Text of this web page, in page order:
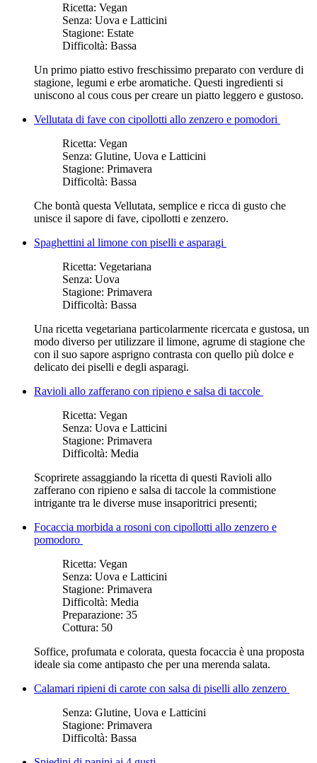
Ricetta: Vegan
Senza: Uova e Latticini
Stagione: Estate
Difficoltà: Bassa
Un primo piatto estivo freschissimo preparato con verdure di
stagione, legumi e erbe aromatiche. Questi ingredienti si
uniscono al cous cous per creare un piatto leggero e gustoso.
Vellutata di fave con cipollotti allo zenzero e pomodori
Ricetta: Vegan
Senza: Glutine, Uova e Latticini
Stagione: Primavera
Difficoltà: Bassa
Che bontà questa Vellutata, semplice e ricca di gusto che
unisce il sapore di fave, cipollotti e zenzero.
Spaghettini al limone con piselli e asparagi
Ricetta: Vegetariana
Senza: Uova
Stagione: Primavera
Difficoltà: Bassa
Una ricetta vegetariana particolarmente ricercata e gustosa, un
modo diverso per utilizzare il limone, agrume di stagione che
con il suo sapore asprigno contrasta con quello più dolce e
delicato dei piselli e degli asparagi.
Ravioli allo zafferano con ripieno e salsa di taccole
Ricetta: Vegan
Senza: Uova e Latticini
Stagione: Primavera
Difficoltà: Media
Scoprirete assaggiando la ricetta di questi Ravioli allo
zafferano con ripieno e salsa di taccole la commistione
intrigante tra le diverse muse insaporitrici presenti;
Focaccia morbida a rosoni con cipollotti allo zenzero e
pomodoro
Ricetta: Vegan
Senza: Uova e Latticini
Stagione: Primavera
Difficoltà: Media
Preparazione: 35
Cottura: 50
Soffice, profumata e colorata, questa focaccia è una proposta
ideale sia come antipasto che per una merenda salata.
Calamari ripieni di carote con salsa di piselli allo zenzero
Senza: Glutine, Uova e Latticini
Stagione: Primavera
Difficoltà: Bassa